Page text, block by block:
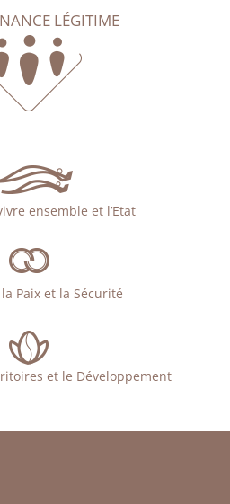
LÉGITIME
ensemble et l’Etat
Paix et la Sécurité
et le Développement